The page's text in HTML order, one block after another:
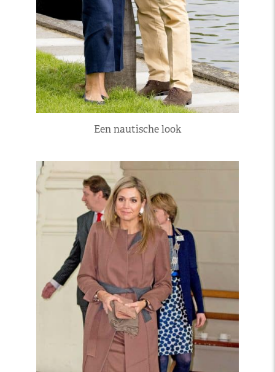
Een nautische look